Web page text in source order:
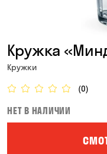
Кружка
Кружки
(0)
НЕТ В НАЛИЧИИ